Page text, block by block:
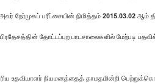
நேர்முகப் பரீட்சையின் நிமித்தம் 2015.03.02
தோட்டப்புற பாடசாலைகளில் மேற்படி
உதவியாளர் நியமனத்தைத் தாமதமின்றி